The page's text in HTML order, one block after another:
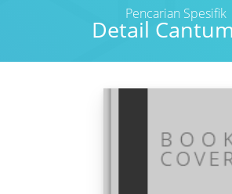
Detail
Pencarian Spesifik